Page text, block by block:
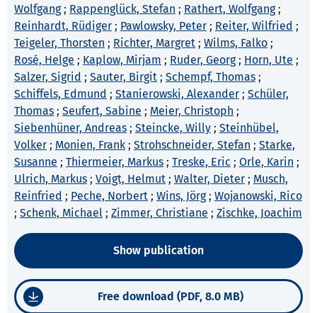
Wolfgang; Rappenglück, Stefan ; Rathert, Wolfgang;
Reinhardt, Rüdiger ; Pawlowsky, Peter ; Reiter, Wilfried ;
Teigeler, Thorsten ; Richter, Margret ; Wilms, Falko ;
Rosé, Helge ; Kaplow, Mirjam ; Ruder, Georg; Horn, Ute ;
Salzer, Sigrid ; Sauter, Birgit ; Schempf, Thomas ;
Schiffels, Edmund ; Stanierowski, Alexander ; Schüler,
Thomas ; Seufert, Sabine ; Meier, Christoph ;
Siebenhüner, Andreas ; Steincke, Willy ; Steinhübel,
Volker ; Monien, Frank ; Strohschneider, Stefan ; Starke,
Susanne ; Thiermeier, Markus ; Treske, Eric ; Orle, Karin ;
Ulrich, Markus ; Voigt, Helmut ; Walter, Dieter ; Musch,
Reinfried ; Peche, Norbert ; Wins, Jörg; Wojanowski, Rico
; Schenk, Michael ; Zimmer, Christiane ; Zischke, Joachim
Show publication
Free download (PDF, 8.0 MB)